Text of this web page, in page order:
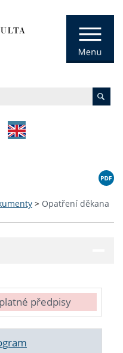
> Opatření děkana
předpisy